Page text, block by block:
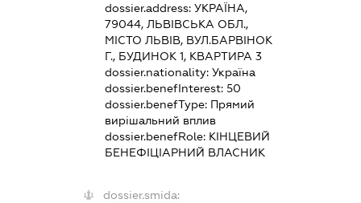
dossier.address:УКРАЇНА,
79044, ЛЬВІВСЬКА ОБЛ.,
МІСТО ЛЬВІВ, ВУЛ.БАРВІНОК
Г., БУДИНОК 1, КВАРТИРА 3
dossier.nationality:Україна
dossier.benefInterest:50
dossier.benefType: Прямий
вирішальний вплив
dossier.benefRole: КІНЦЕВИЙ
БЕНЕФІЦІАРНИЙ ВЛАСНИК
dossier.smida: